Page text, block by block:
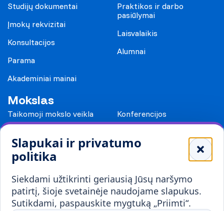
Slapukai ir privatumo
politika
Siekdami užtikrinti geriausią Jūsų naršymo
patirtį, šioje svetainėje naudojame slapukus.
Sutikdami, paspauskite mygtuką „Priimti“.
Studijų dokumentai
Įmokų rekvizitai
Konsultacijos
Parama
Akademiniai mainai
Praktikos ir darbo
pasiūlymai
Laisvalaikis
Alumnai
Mokslas
Taikomoji mokslo veikla
Konferencijos
Mokykloms
Visuomenei ir verslui
Mokymai ir konsultavimas
Partnerystės
Karjera